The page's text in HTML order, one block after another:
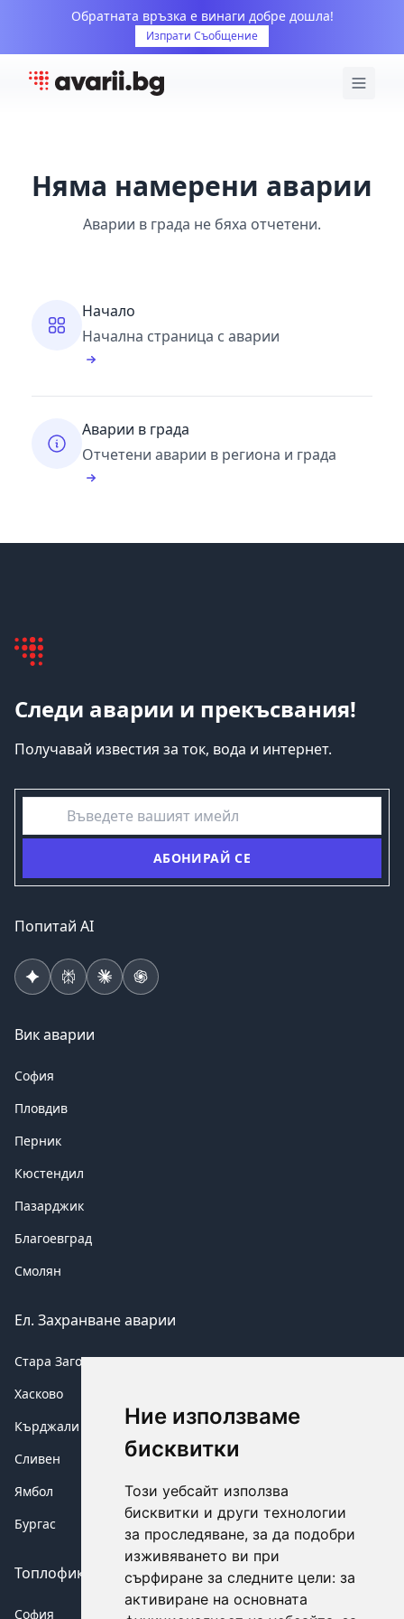
Ние използваме
бисквитки
Този уебсайт използва
бисквитки и други технологии
за проследяване, за да подобри
изживяването ви при
сърфиране за следните цели: за
активиране на основната
Обратната връзка е винаги добре дошла!
Изпрати Съобщение
Няма намерени аварии
Аварии в града не бяха отчетени.
Начало
Начална страница с аварии
Аварии в града
Отчетени аварии в региона и града
Следи аварии и прекъсвания!
Получавай известия за ток, вода и интернет.
емайл
АБОНИРАЙ СЕ
Попитай AI
Вик аварии
София
Пловдив
Перник
Кюстендил
Пазарджик
Благоевград
Смолян
Ел. Захранване аварии
Стара Загора
Хасково
Кърджали
Сливен
Ямбол
Бургас
Топлофикация аварии
София